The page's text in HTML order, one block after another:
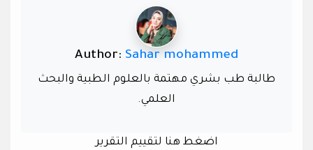
Author: Sahar mohammed
طالبة طب بشري مهتمة بالعلوم الطبية والبحث
العلمي.
اضغط هنا لتقييم التقرير